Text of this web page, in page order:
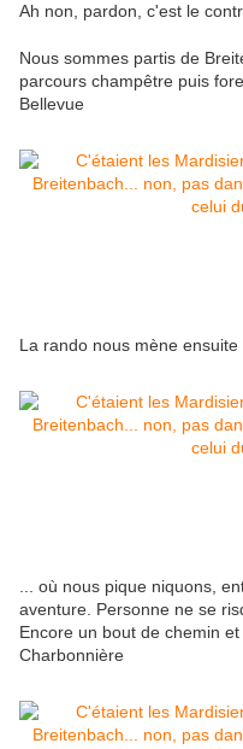
Ah non, pardon, c'est le
Nous sommes partis de
parcours champêtre puis
Bellevue
La rando nous mène ensuite
... où nous pique niquons,
aventure. Personne ne se
Encore un bout de chemin
Charbonnière